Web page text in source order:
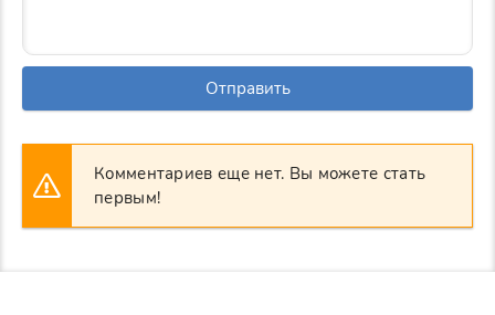
Отправить
Комментариев еще нет. Вы можете стать
первым!